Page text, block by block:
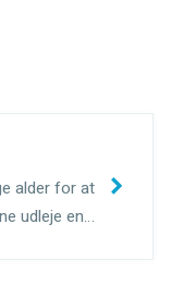
alder for at
udleje en